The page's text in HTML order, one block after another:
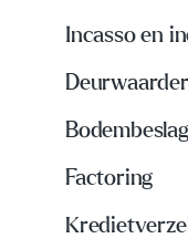
Incasso en
Deurwaarder
Bodembeslag
Factoring